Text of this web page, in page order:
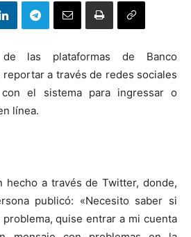
de las plataformas de Banco
reportar a través de redes sociales
el sistema para ingressar o
línea.
hecho a través de Twitter, donde,
publicó: «Necesito saber si
quise entrar a mi cuenta